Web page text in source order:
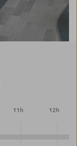
11 h 12h